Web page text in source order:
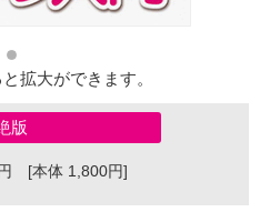
拡大ができます。
版
[本体 1,800円]